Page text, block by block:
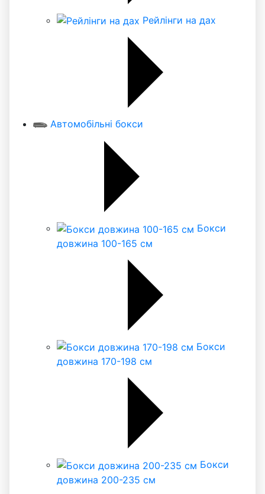
Рейлінги на дах
Автомобільні бокси
Бокси
довжина 100-165 см
Бокси
довжина 170-198 см
Бокси
довжина 200-235 см